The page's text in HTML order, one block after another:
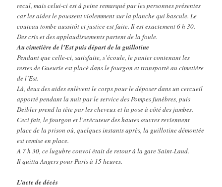
recul, mais celui-ci est à peine remarqué par les personnes présentes
car les aides le poussent violemment sur la planche qui bascule. Le
couteau tombe aussitôt et justice est faite. Il est exactement 6 h 30.
Des cris et des applaudissements partent de la foule.
Au cimetière de l’Est puis départ de la guillotine
Pendant que celle-ci, satisfaite, s’écoule, le panier contenant les
restes de Gueurie est placé dans le fourgon et transporté au cimetière
de l’Est.
Là, deux des aides enlèvent le corps pour le déposer dans un cercueil
apporté pendant la nuit par le service des Pompes funèbres, puis
Deibler prend la tête par les cheveux et la pose à côté des jambes.
Ceci fait, le fourgon et l’exécuteur des hautes œuvres reviennent
place de la prison où, quelques instants après, la guillotine démontée
est remise en place.
A 7 h 30, ce lugubre convoi était de retour à la gare Saint-Laud.
Il quitta Angers pour Paris à 15 heures.
L’acte de décès